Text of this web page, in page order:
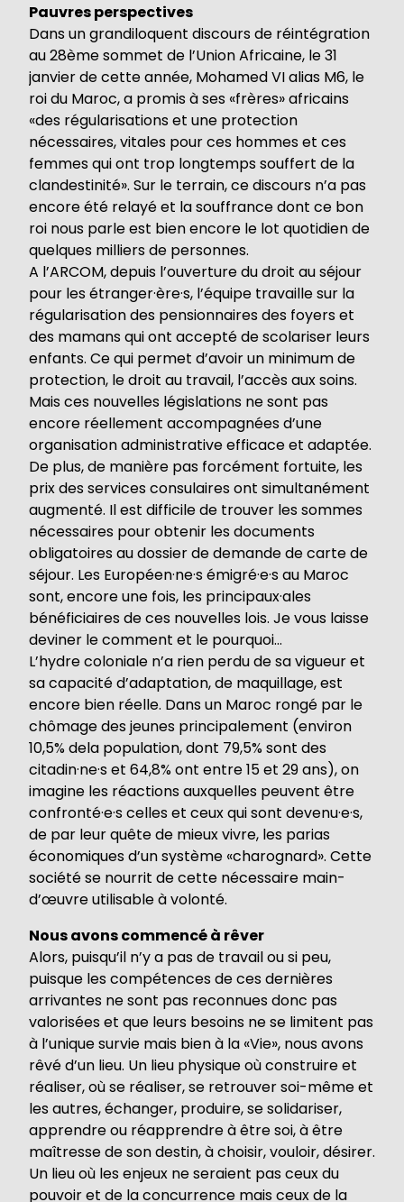
Pauvres perspectives
Dans un grandiloquent discours de réintégration
au 28ème sommet de l’Union Africaine, le 31
janvier de cette année, Mohamed VI alias M6, le
roi du Maroc, a promis à ses «frères» africains
«des régularisations et une protection
nécessaires, vitales pour ces hommes et ces
femmes qui ont trop longtemps souffert de la
clandestinité». Sur le terrain, ce discours n’a pas
encore été relayé et la souffrance dont ce bon
roi nous parle est bien encore le lot quotidien de
quelques milliers de personnes.
A l’ARCOM, depuis l’ouverture du droit au séjour
pour les étranger·ère·s, l’équipe travaille sur la
régularisation des pensionnaires des foyers et
des mamans qui ont accepté de scolariser leurs
enfants. Ce qui permet d’avoir un minimum de
protection, le droit au travail, l’accès aux soins.
Mais ces nouvelles législations ne sont pas
encore réellement accompagnées d’une
organisation administrative efficace et adaptée.
De plus, de manière pas forcément fortuite, les
prix des services consulaires ont simultanément
augmenté. Il est difficile de trouver les sommes
nécessaires pour obtenir les documents
obligatoires au dossier de demande de carte de
séjour. Les Européen·ne·s émigré·e·s au Maroc
sont, encore une fois, les principaux·ales
bénéficiaires de ces nouvelles lois. Je vous laisse
deviner le comment et le pourquoi…
L’hydre coloniale n’a rien perdu de sa vigueur et
sa capacité d’adaptation, de maquillage, est
encore bien réelle. Dans un Maroc rongé par le
chômage des jeunes principalement (environ
10,5% dela population, dont 79,5% sont des
citadin·ne·s et 64,8% ont entre 15 et 29 ans), on
imagine les réactions auxquelles peuvent être
confronté·e·s celles et ceux qui sont devenu·e·s,
de par leur quête de mieux vivre, les parias
économiques d’un système «charognard». Cette
société se nourrit de cette nécessaire main-
d’œuvre utilisable à volonté.
Nous avons commencé à rêver
Alors, puisqu’il n’y a pas de travail ou si peu,
puisque les compétences de ces dernières
arrivantes ne sont pas reconnues donc pas
valorisées et que leurs besoins ne se limitent pas
à l’unique survie mais bien à la «Vie», nous avons
rêvé d’un lieu. Un lieu physique où construire et
réaliser, où se réaliser, se retrouver soi-même et
les autres, échanger, produire, se solidariser,
apprendre ou réapprendre à être soi, à être
maîtresse de son destin, à choisir, vouloir, désirer.
Un lieu où les enjeux ne seraient pas ceux du
pouvoir et de la concurrence mais ceux de la